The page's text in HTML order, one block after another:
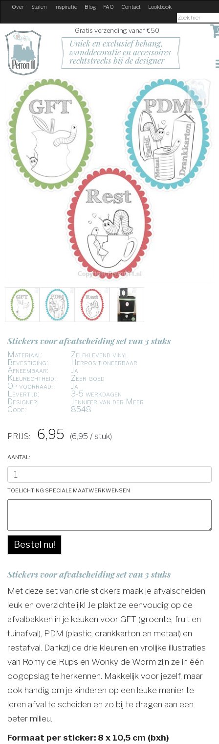
Over Stalen Inspiratie Blog FAQ Contact Lookbook
Gratis verzending vanaf €50
Uniek en exclusief behang,
wanddecoratie en accessoires
rechtstreeks bij de designer
Stickers voor afvalscheiding set van 3 stuks
Materiaal:
Zelfklevend vinyl
Bevestiging:
Herpositioneerbaar
Afneembaar:
Ja
Kleurechtheid:
Zeer goed
Op voorraad:
Ja
Levertijd:
3-5 werkdagen
Designer:
Jennifer van der Meer
Code:
8548
PRIJS: 6,95 (6,95 / stuk)
Aantal:
Toelichting speciale maatwerkwensen
Bestel nu!
Stickers voor afvalscheiding set van 3 stuks
Met deze set van drie stickers maak je afvalscheiden
leuk en overzichtelijk! Je plakt ze eenvoudig op de
afvalbakken in je keuken voor GFT (groente, fruit en
tuinafval), PDM (plastic, drankkarton en metaal) en
restafval. Dankzij de drie kleuren en vrolijke illustraties
van Romy de Rups en Wonky de Worm zijn ze in één
oogopslag te herkennen. Makkelijk voor jezelf, maar
ook handig om je kinderen op een leuke manier te
leren afval te scheiden en zo bij te dragen aan een
beter milieu.
Formaat per sticker: 8 x 10,5 cm (bxh)